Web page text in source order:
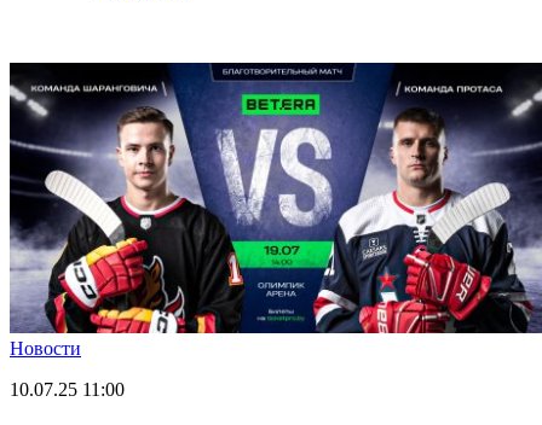
Новости
10.07.25 11:00